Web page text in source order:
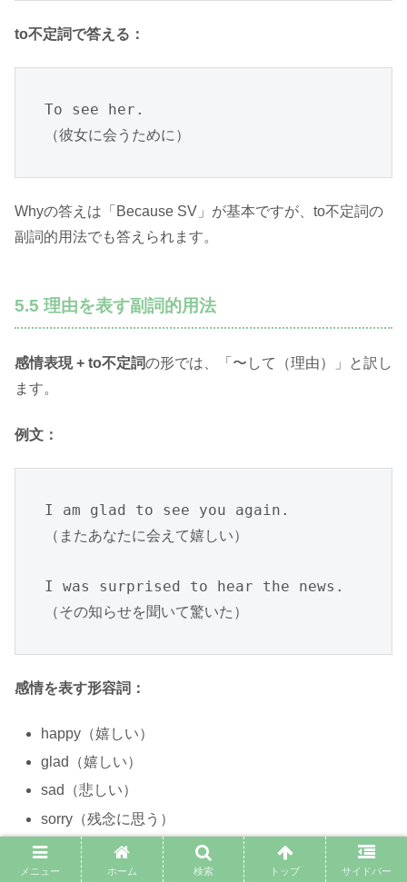
to不定詞で答える：
To see her.
（彼女に会うために）
Whyの答えは「Because SV」が基本ですが、to不定詞の
副詞的用法でも答えられます。
5.5 理由を表す副詞的用法
感情表現 + to不定詞の形では、「〜して（理由）」と訳し
ます。
例文：
I am glad to see you again.
（またあなたに会えて嬉しい）
I was surprised to hear the news.
（その知らせを聞いて驚いた）
感情を表す形容詞：
happy（嬉しい）
glad（嬉しい）
sad（悲しい）
sorry（残念に思う）
surprised（驚いた）
メニュー ホーム 検索 トップ サイドバー